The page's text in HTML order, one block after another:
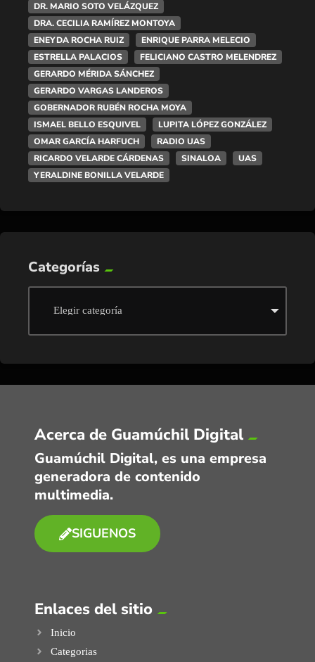
DR. MARIO SOTO VELÁZQUEZ
DRA. CECILIA RAMÍREZ MONTOYA
ENEYDA ROCHA RUIZ
ENRIQUE PARRA MELECIO
ESTRELLA PALACIOS
FELICIANO CASTRO MELENDREZ
GERARDO MÉRIDA SÁNCHEZ
GERARDO VARGAS LANDEROS
GOBERNADOR RUBÉN ROCHA MOYA
ISMAEL BELLO ESQUIVEL
LUPITA LÓPEZ GONZÁLEZ
OMAR GARCÍA HARFUCH
RADIO UAS
RICARDO VELARDE CÁRDENAS
SINALOA
UAS
YERALDINE BONILLA VELARDE
Categorías
Acerca de Guamúchil Digital
Guamúchil Digital, es una empresa
generadora de contenido
multimedia.
SIGUENOS
Enlaces del sitio
Inicio
Categorias